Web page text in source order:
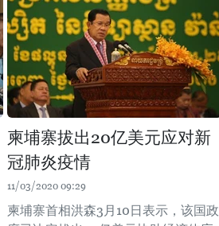
柬埔寨拔出20亿美元应对新
冠肺炎疫情
11/03/2020 09:29
柬埔寨首相洪森3月10日表示，该国政